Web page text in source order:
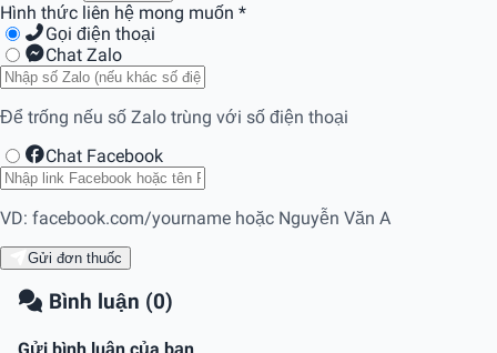
Hình thức liên hệ mong muốn *
Gọi điện thoại
Chat Zalo
Để trống nếu số Zalo trùng với số điện thoại
Chat Facebook
VD: facebook.com/yourname hoặc Nguyễn Văn A
Gửi đơn thuốc
Bình luận (0)
Gửi bình luận của bạn